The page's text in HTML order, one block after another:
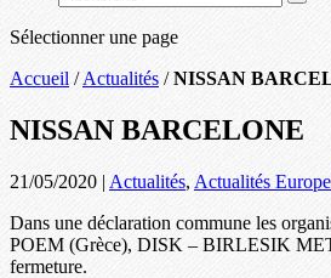
Sélectionner une page
Accueil /Actualités /NISSAN
NISSAN BARCELONE
21/05/2020 | Actualités, Actualités
Dans une déclaration commune les
POEM (Grèce), DISK – BIRLESIK
fermeture.